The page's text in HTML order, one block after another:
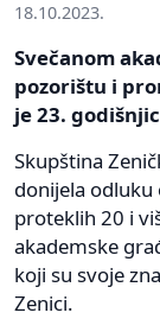
18.10.2023.
Svečanom
pozorištu i
je 23.
Skupština
donijela odluku
proteklih 20 i
akademske
koji su svoje
Zenici.